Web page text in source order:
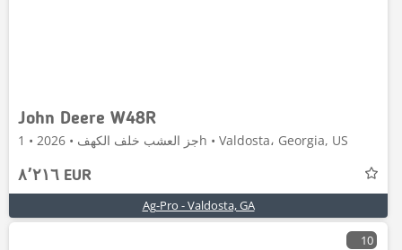
John Deere W48R
جز العشب خلف الكهف • 2026 • 1h • Valdosta، Georgia, US
٨٬٢١٦ EUR
Ag-Pro - Valdosta, GA
10